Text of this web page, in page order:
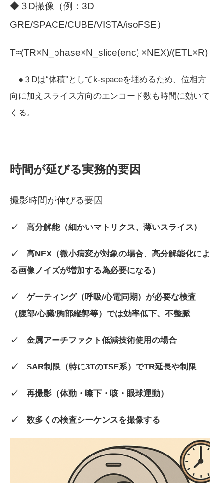
◆３D撮像（例：3D
GRE/SPACE/CUBE/VISTA/isoFSE）
T≈(TR×N_phase×N_slice(enc) ×NEX)/(ETL×R)
●３Dは“体積”としてk-spaceを埋めるため、位相方
向に加えスライス方向のエンコード数も時間に効いて
くる。
時間が延びる実務的要因
撮影時間が伸びる要因
✓ 高分解能（細かいマトリクス、薄いスライス）
✓ 高NEX（微小病変が対象の場合、高分解能化によ
る画像ノイズが増加する為必要になる）
✓ ゲーティング（呼吸/心電同期）が必要な検査
（腹部/心臓/胸部縦郭等）では効率低下、不整脈
✓ 金属アーチファクト低減技術使用の場合
✓ SAR制限（特に3TのTSE系）でTR延長や制限
✓ 再撮影（体動・嚥下・咳・眼球運動）
✓ 数多くの検査シーケンスを撮像する